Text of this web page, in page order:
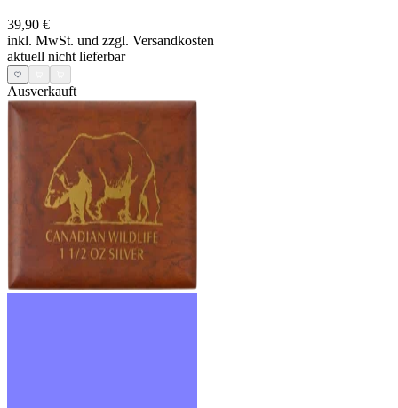
39,90 €
inkl. MwSt. und zzgl. Versandkosten
aktuell nicht lieferbar
Ausverkauft